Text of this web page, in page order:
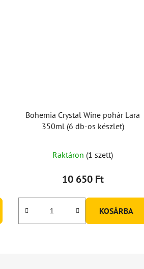
Bohemia Crystal Wine pohár Lara
350ml (6 db-os készlet)
Raktáron (1 szett)
10 650 Ft
KOSÁRBA